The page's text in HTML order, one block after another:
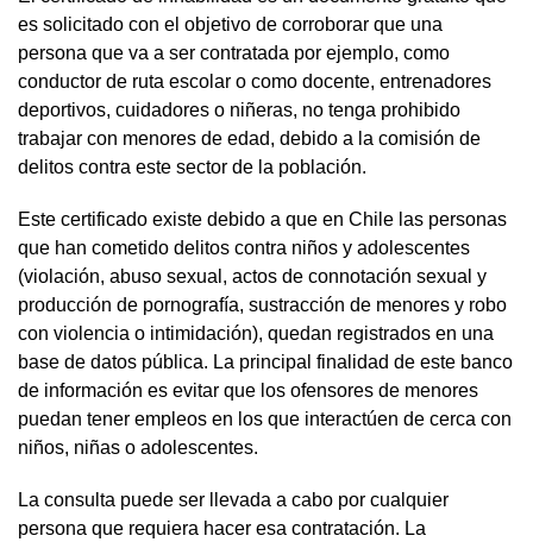
es solicitado con el objetivo de corroborar que una
persona que va a ser contratada por ejemplo, como
conductor de ruta escolar o como docente, entrenadores
deportivos, cuidadores o niñeras, no tenga prohibido
trabajar con menores de edad, debido a la comisión de
delitos contra este sector de la población.
Este certificado existe debido a que en Chile las personas
que han cometido delitos contra niños y adolescentes
(violación, abuso sexual, actos de connotación sexual y
producción de pornografía, sustracción de menores y robo
con violencia o intimidación), quedan registrados en una
base de datos pública. La principal finalidad de este banco
de información es evitar que los ofensores de menores
puedan tener empleos en los que interactúen de cerca con
niños, niñas o adolescentes.
La consulta puede ser llevada a cabo por cualquier
persona que requiera hacer esa contratación. La